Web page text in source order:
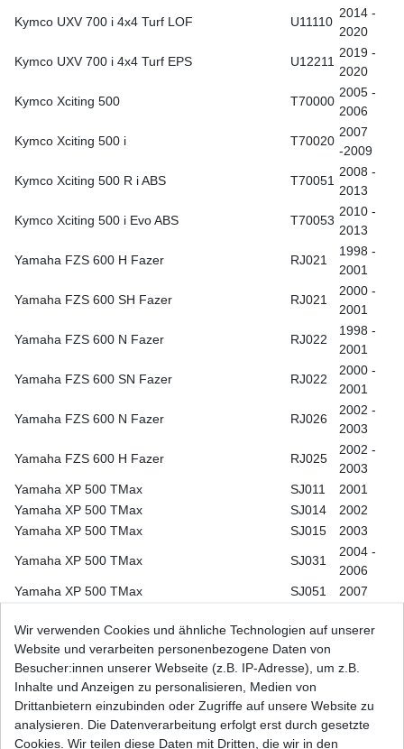
Kymco UXV 700 i 4x4 Turf LOF U11110
2014 -
2020
Kymco UXV 700 i 4x4 Turf EPS U12211
2019 -
2020
Kymco Xciting 500 T70000
2005 -
2006
Kymco Xciting 500 i T70020
2007
-2009
Kymco Xciting 500 R i ABS T70051
2008 -
2013
Kymco Xciting 500 i Evo ABS T70053
2010 -
2013
Yamaha FZS 600 H Fazer RJ021
1998 -
2001
Yamaha FZS 600 SH Fazer RJ021
2000 -
2001
Yamaha FZS 600 N Fazer RJ022
1998 -
2001
Yamaha FZS 600 SN Fazer RJ022
2000 -
2001
Yamaha FZS 600 N Fazer RJ026
2002 -
2003
Yamaha FZS 600 H Fazer RJ025
2002 -
2003
Yamaha XP 500 TMax
SJ011
2001
Yamaha XP 500 TMax
SJ014
2002
Yamaha XP 500 TMax
SJ015 2003
Yamaha XP 500 TMax SJ031
2004 -
2006
Yamaha XP 500 TMax
SJ051 2007
2011
Yamaha XP 500 TMax SJ091
2014
Yamaha XP 500 TMax SJ098
2016
Yamaha XP 500 TMax ABS SJ034
2005 -
Wir verwenden Cookies und ähnliche Technologien auf unserer
Website und verarbeiten personenbezogene Daten von
Besucher:innen unserer Webseite (z.B. IP-Adresse), um z.B.
Inhalte und Anzeigen zu personalisieren, Medien von
Drittanbietern einzubinden oder Zugriffe auf unsere Website zu
analysieren. Die Datenverarbeitung erfolgt erst durch gesetzte
Cookies. Wir teilen diese Daten mit Dritten, die wir in den